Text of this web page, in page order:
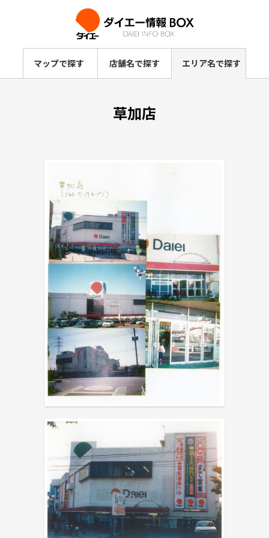
マップで探す 店舗名で探す エリア名で探す
草加店